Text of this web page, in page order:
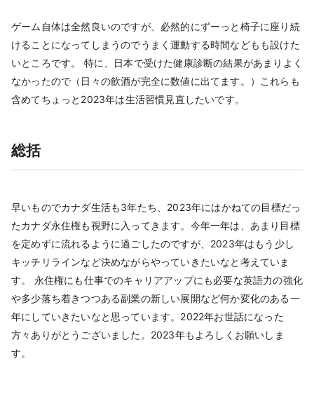
ゲーム自体は全然良いのですが、必然的にずーっと椅子に座り続
けることになってしまうのでうまく運動する時間などもも設けた
いところです。 特に、日本で受けた健康診断の結果があまりよく
なかったので（日々の飲酒が完全に数値に出てます。）これらも
含めてちょっと2023年は生活習慣見直したいです。
総括
早いものでカナダ生活も3年たち、2023年にはかねての目標だっ
たカナダ永住権も視野に入ってきます。今年一年は、あまり目標
を定めずに流れるように過ごしたのですが、2023年はもう少し
キッチリラインなど決めながらやっていきたいなと考えていま
す。 永住権にも仕事でのキャリアアップにも必要な英語力の強化
や多少落ち着きつつある副業の新しい展開など何か変化のある一
年にしていきたいなと思っています。2022年お世話になった
方々ありがとうございました。2023年もよろしくお願いしま
す。